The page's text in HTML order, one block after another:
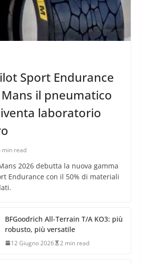
Sport Endurance
Mans il pneumatico
laboratorio
min read
2026 debutta la nuova gamma
Endurance con il 50% di materiali
BFGoodrich All-Terrain T/A KO3: più
robusto, più versatile
12 Giugno 2026 2 min read